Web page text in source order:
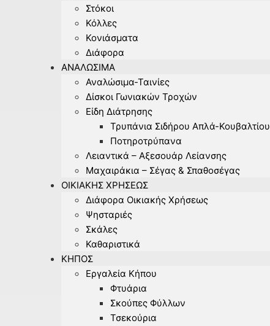
Στόκοι
Κόλλες
Κονιάσματα
Διάφορα
ΑΝΑΛΏΣΙΜΑ
Αναλώσιμα-Ταινίες
Δίσκοι Γωνιακών Τροχών
Είδη Διάτρησης
Τρυπάνια Σιδήρου Απλά-Κουβαλτίου
Ποτηροτρύπανα
Λειαντικά – Αξεσουάρ Λείανσης
Μαχαιράκια – Σέγας & Σπαθοσέγας
ΟΙΚΙΑΚΉΣ ΧΡΉΣΕΩΣ
Διάφορα Οικιακής Χρήσεως
Ψησταριές
Σκάλες
Καθαριστικά
ΚΉΠΟΣ
Εργαλεία Κήπου
Φτυάρια
Σκούπες Φύλλων
Τσεκούρια